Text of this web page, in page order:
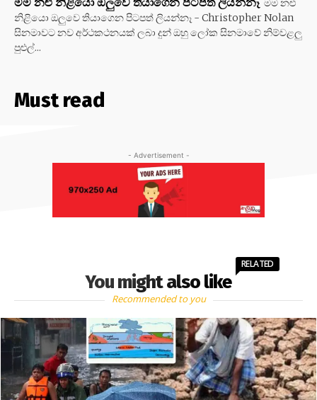
මම නළු
නිළියො ඔලුවෙ තියාගෙන පිටපත් ලියන්නෑ - Christopher Nolan
සිනමාවට නව අර්ථකථනයක් ලබා දුන් ඔහු ලෝක සිනමාවේ නිම්වළලු
පුළුල්...
Must read
- Advertisement -
You might also like
RELATED
Recommended to you